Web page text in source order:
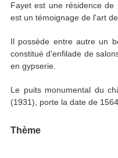
Fayet est une résidence
est un témoignage de l'art
Il possède entre autre un
constitué d'enfilade de
en gypserie.
Le puits monumental du
(1931), porte la date de 1564.
Thème